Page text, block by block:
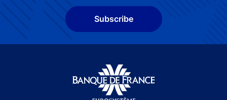
Subscribe